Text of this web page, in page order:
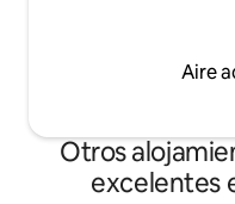
Aire
Otros
excelentes